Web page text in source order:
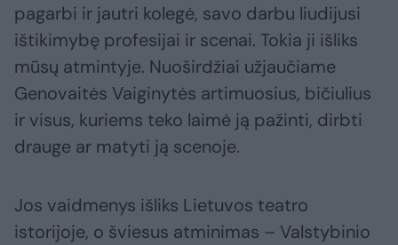
pagarbi ir jautri kolegė, savo darbu liudijusi
ištikimybę profesijai ir scenai. Tokia ji išliks
mūsų atmintyje. Nuoširdžiai užjaučiame
Genovaitės Vaiginytės artimuosius, bičiulius
ir visus, kuriems teko laimė ją pažinti, dirbti
drauge ar matyti ją scenoje.
Jos vaidmenys išliks Lietuvos teatro
istorijoje, o šviesus atminimas – Valstybinio